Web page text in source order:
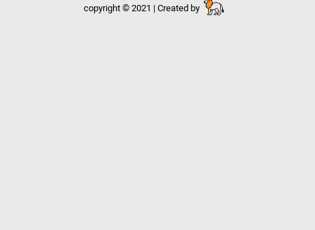
copyright © 2021 | Created by